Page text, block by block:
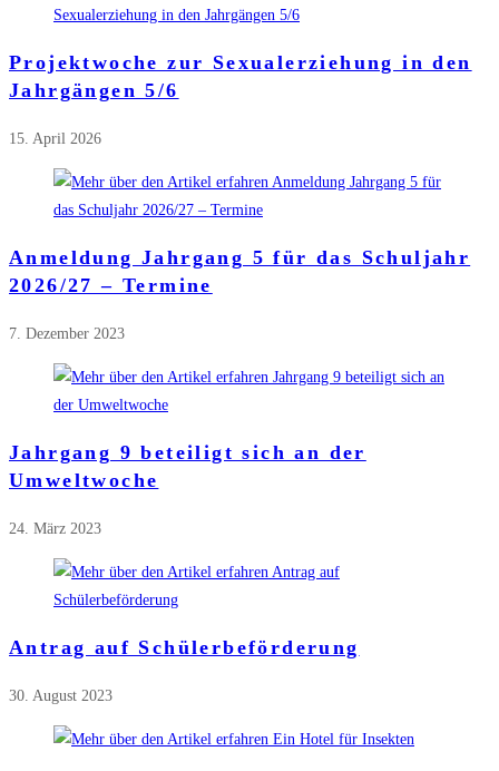
Projektwoche zur Sexualerziehung in den
Jahrgängen 5/6
15. April 2026
Anmeldung Jahrgang 5 für das Schuljahr
2026/27 – Termine
7. Dezember 2023
Jahrgang 9 beteiligt sich an der
Umweltwoche
24. März 2023
Antrag auf Schülerbeförderung
30. August 2023